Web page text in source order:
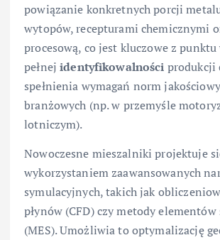
powiązanie konkretnych porcji
wytopów, recepturami chemicznymi
procesową, co jest kluczowe z
pełnejidentyfikowalności produkcji
spełnienia wymagań norm
branżowych (np. w przemyśle
lotniczym).
Nowoczesne mieszalniki projektuje
wykorzystaniem zaawansowanych
symulacyjnych, takich jak
płynów (CFD) czy metody
(MES). Umożliwia to optymalizację